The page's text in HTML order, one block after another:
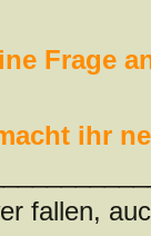
Frage
ihr
fallen,